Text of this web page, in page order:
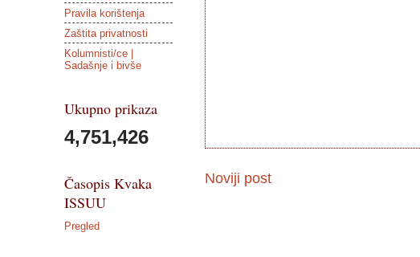
Noviji post
Pravila korištenja
Zaštita privatnosti
Kolumnisti/ce |
Sadašnje i bivše
Ukupno prikaza
4,751,426
Časopis Kvaka
ISSUU
Pregled